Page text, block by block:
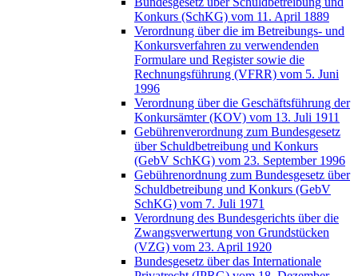
Konkurs (SchKG) vom 11. April 1889
Verordnung über die im Betreibungs- und
Konkursverfahren zu verwendenden
Formulare und Register sowie die
Rechnungsführung (VFRR) vom 5. Juni
1996
Verordnung über die Geschäftsführung der
Konkursämter (KOV) vom 13. Juli 1911
Gebührenverordnung zum Bundesgesetz
über Schuldbetreibung und Konkurs
(GebV SchKG) vom 23. September 1996
Gebührenordnung zum Bundesgesetz über
Schuldbetreibung und Konkurs (GebV
SchKG) vom 7. Juli 1971
Verordnung des Bundesgerichts über die
Zwangsverwertung von Grundstücken
(VZG) vom 23. April 1920
Bundesgesetz über das Internationale